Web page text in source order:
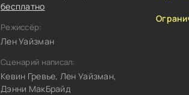
бесплатно
Режиссёр:
Лен Уайзман
Сценарий написал:
Кевин Гревье, Лен Уайзман,
Дэнни МакБрайд